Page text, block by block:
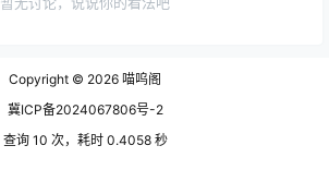
Copyright © 2026 喵呜阁
冀ICP备2024067806号-2
查询 10 次，耗时 0.4058 秒